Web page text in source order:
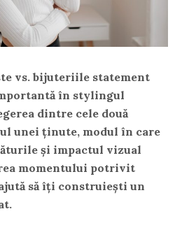
vs. bijuteriile statement
în stylingul
dintre cele două
unei ținute, modul în care
și impactul vizual
momentului potrivit
să îți construiești un